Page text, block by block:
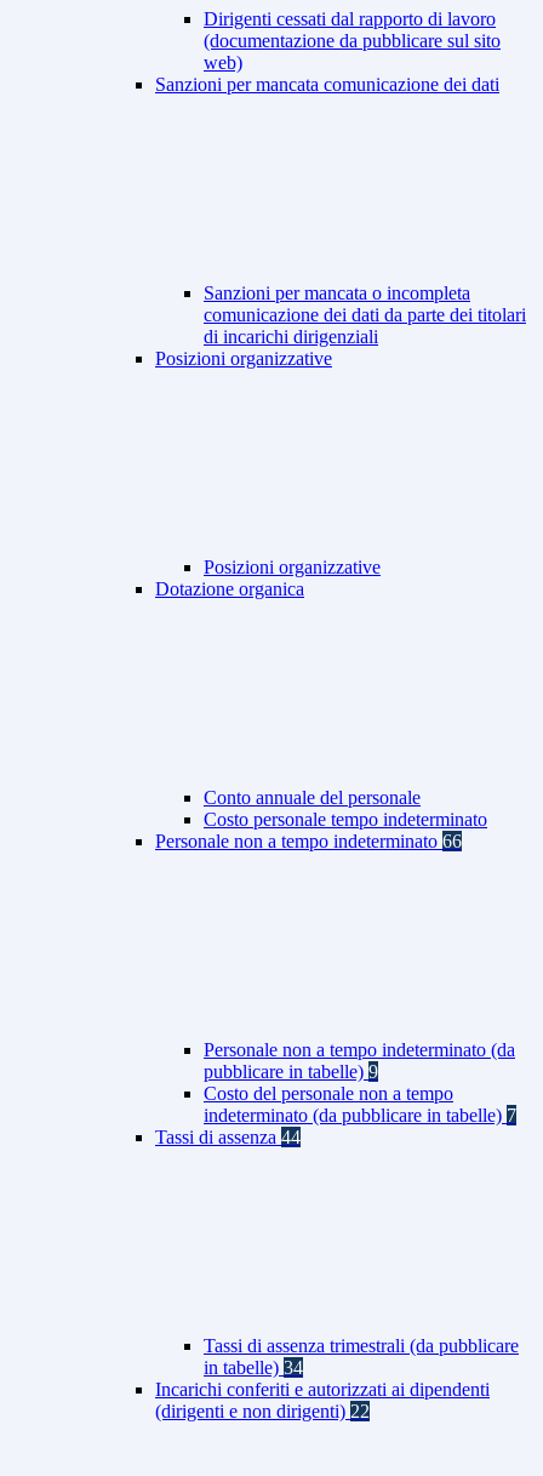
Dirigenti cessati dal rapporto di lavoro
(documentazione da pubblicare sul sito
web)
Sanzioni per mancata comunicazione dei dati
Sanzioni per mancata o incompleta
comunicazione dei dati da parte dei titolari
di incarichi dirigenziali
Posizioni organizzative
Posizioni organizzative
Dotazione organica
Conto annuale del personale
Costo personale tempo indeterminato
Personale non a tempo indeterminato 66
Personale non a tempo indeterminato (da
pubblicare in tabelle) 9
Costo del personale non a tempo
indeterminato (da pubblicare in tabelle) 7
Tassi di assenza 44
Tassi di assenza trimestrali (da pubblicare
in tabelle) 34
Incarichi conferiti e autorizzati ai dipendenti
(dirigenti e non dirigenti) 22